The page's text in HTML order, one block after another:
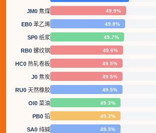
JM0 焦煤 49.9%
EB0 苯乙烯 49.8%
SP0 纸浆 49.7%
RB0 螺纹钢 49.6%
HC0 热轧卷板 49.5%
J0 焦炭 49.5%
RU0 天然橡胶 49.5%
OI0 菜油 49.3%
PB0 铅 49.3%
SA0 纯碱 49.3%